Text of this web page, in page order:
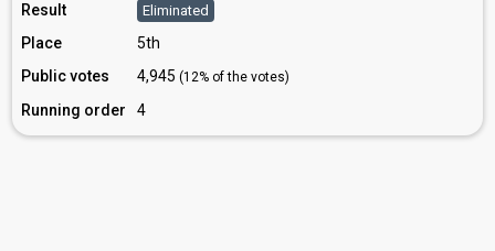
Result Eliminated
Place
5th
Public votes
4,945 (12% of the votes)
Running order 4